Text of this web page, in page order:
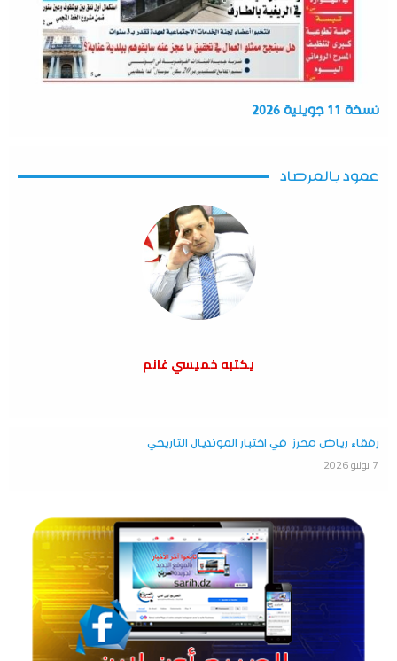
نسخة 11 جويلية 2026
عمود بالمرصاد
يكتبه خميسي غانم
رفقاء رياض محرز في اختبار المونديال التاريخي
7 يونيو 2026